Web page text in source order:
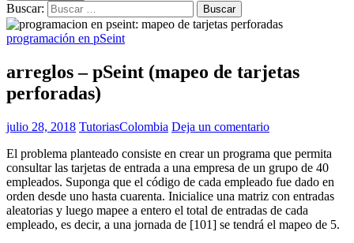
Buscar:
programación en pSeint
arreglos – pSeint (mapeo de tarjetas
perforadas)
julio 28, 2018 TutoriasColombia Deja un comentario
El problema planteado consiste en crear un programa que permita
consultar las tarjetas de entrada a una empresa de un grupo de 40
empleados. Suponga que el código de cada empleado fue dado en
orden desde uno hasta cuarenta. Inicialice una matriz con entradas
aleatorias y luego mapee a entero el total de entradas de cada
empleado, es decir, a una jornada de [101] se tendrá el mapeo de 5.